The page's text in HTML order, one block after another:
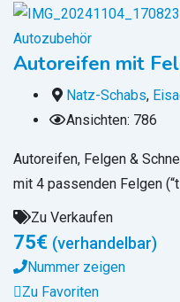
Autozubehör
Autoreifen mit
Natz-Schabs,
Ansichten: 786
Autoreifen, Felgen &
mit 4 passenden Felgen
Zu Verkaufen
75€ (verhandelbar)
Nummer zeigen
Zu Favoriten